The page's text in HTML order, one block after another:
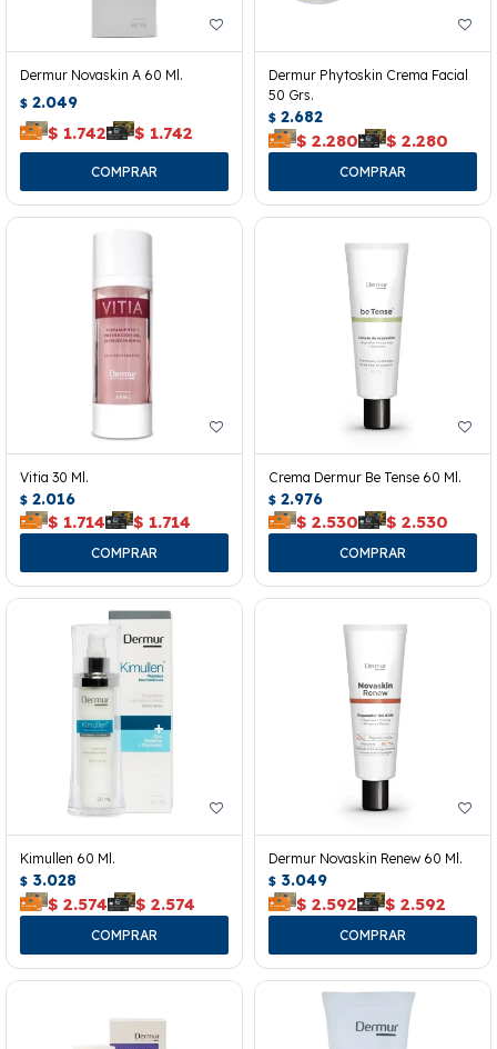
Dermur Novaskin A 60 Ml.
$ 2.049
$ 1.742 $ 1.742
Dermur Phytoskin Crema Facial
50 Grs.
$ 2.682
$ 2.280 $ 2.280
Vitia 30 Ml.
$ 2.016
$ 1.714 $ 1.714
Crema Dermur Be Tense 60 Ml.
$ 2.976
$ 2.530 $ 2.530
Kimullen 60 Ml.
$ 3.028
$ 2.574 $ 2.574
Dermur Novaskin Renew 60 Ml.
$ 3.049
$ 2.592 $ 2.592